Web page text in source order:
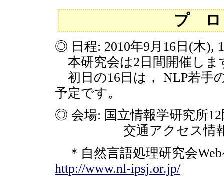
プ
◎ 日程: 2010年9月16日(木),
本研究会は2日間開催しま
初日の16日は， NLP若手
予定です。
◎ 会場: 国立情報学研究所
交通アクセス情
＊自然言語処理研究会
http://www.nl-ipsj.or.jp/